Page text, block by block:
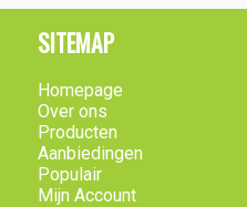
SITEMAP
Homepage
Over ons
Producten
Aanbiedingen
Populair
Mijn Account